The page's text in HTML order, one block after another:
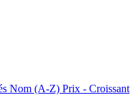
Nom (A-Z) Prix - Croissant